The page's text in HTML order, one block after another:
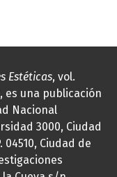
Estéticas, vol.
es una publicación
Nacional
3000, Ciudad
04510, Ciudad de